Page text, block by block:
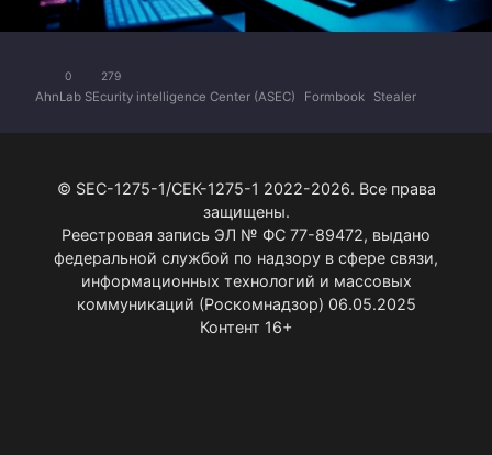
0 279
AhnLab SEcurity intelligence Center (ASEC) Formbook Stealer
© SEC-1275-1/СЕК-1275-1 2022-2026. Все права
защищены.
Реестровая запись ЭЛ № ФС 77-89472, выдано
федеральной службой по надзору в сфере связи,
информационных технологий и массовых
коммуникаций (Роскомнадзор) 06.05.2025
Контент 16+